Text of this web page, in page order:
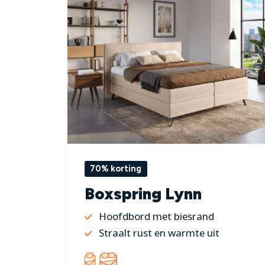
70% korting
Boxspring Lynn
Hoofdbord met biesrand
Straalt rust en warmte uit